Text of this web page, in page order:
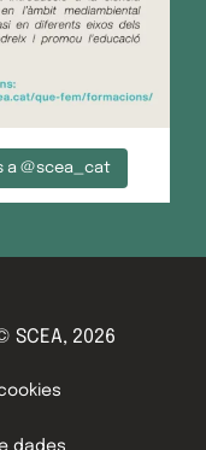
a @scea_cat
2026